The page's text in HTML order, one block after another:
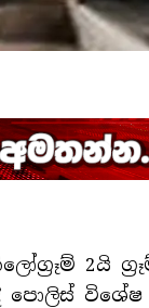
2යි
පොලිස් විශේෂ